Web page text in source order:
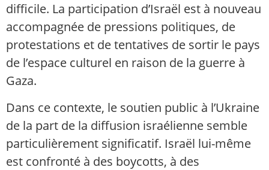
difficile. La participation d’Israël est à nouveau
accompagnée de pressions politiques, de
protestations et de tentatives de sortir le pays
de l’espace culturel en raison de la guerre à
Gaza.
Dans ce contexte, le soutien public à l’Ukraine
de la part de la diffusion israélienne semble
particulièrement significatif. Israël lui-même
est confronté à des boycotts, à des